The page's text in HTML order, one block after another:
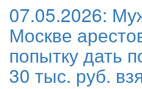
07.05.2026:
Москве
попытку дать
30 тыс. руб.